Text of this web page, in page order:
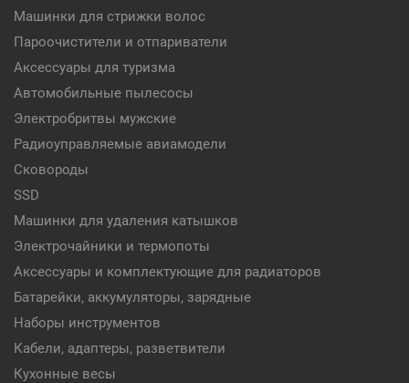
Машинки для стрижки волос
Пароочистители и отпариватели
Аксессуары для туризма
Автомобильные пылесосы
Электробритвы мужские
Радиоуправляемые авиамодели
Сковороды
SSD
Машинки для удаления катышков
Электрочайники и термопоты
Аксессуары и комплектующие для радиаторов
Батарейки, аккумуляторы, зарядные
Наборы инструментов
Кабели, адаптеры, разветвители
Кухонные весы